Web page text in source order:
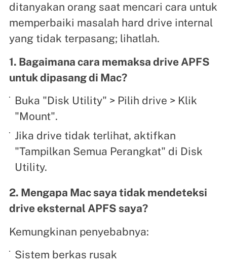
ditanyakan orang saat mencari cara untuk
memperbaiki masalah hard drive internal
yang tidak terpasang; lihatlah.
1. Bagaimana cara memaksa drive APFS
untuk dipasang di Mac?
Buka "Disk Utility" > Pilih drive > Klik
"Mount".
Jika drive tidak terlihat, aktifkan
"Tampilkan Semua Perangkat" di Disk
Utility.
2. Mengapa Mac saya tidak mendeteksi
drive eksternal APFS saya?
Kemungkinan penyebabnya:
Sistem berkas rusak